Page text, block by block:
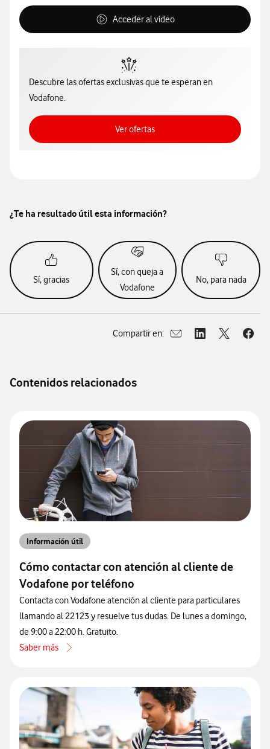
Acceder al vídeo
Descubre las ofertas exclusivas que te esperan en
Vodafone.
Ver ofertasVer ofertas
¿Te ha resultado útil esta información?
Sí, gracias
Sí, con queja a
Vodafone
No, para nada
Compartir en:
Abrir ventana para
Abrir ventana
Abrir Abrir
Contenidos relacionados
Información útil
Cómo contactar con atención al cliente de
Vodafone por teléfono
Contacta con Vodafone atención al cliente para particulares
llamando al 22123 y resuelve tus dudas. De lunes a domingo,
de 9:00 a 22:00 h. Gratuito.
Saber más
acerca de Cómo contactar con atención al cliente de Vodafone